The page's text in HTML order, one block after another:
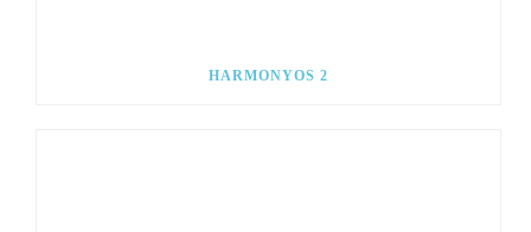
HARMONYOS 2